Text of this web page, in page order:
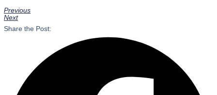
Previous
Next
Share the Post: